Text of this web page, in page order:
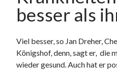
besser als
Viel besser, so Jan Dreher,
Königshof, denn, sagt er, die
wieder gesund. Auch hat er